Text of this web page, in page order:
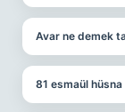
Avar ne demek
81 esmaül